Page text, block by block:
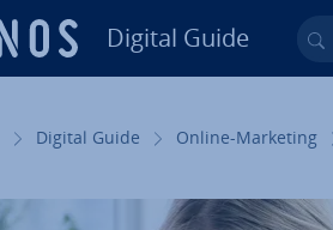
Digital Guide
Digital Guide Online-Marketing